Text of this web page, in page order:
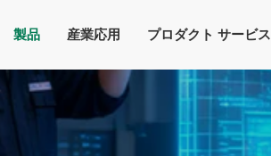
製品 産業応用 プロダクト サービス